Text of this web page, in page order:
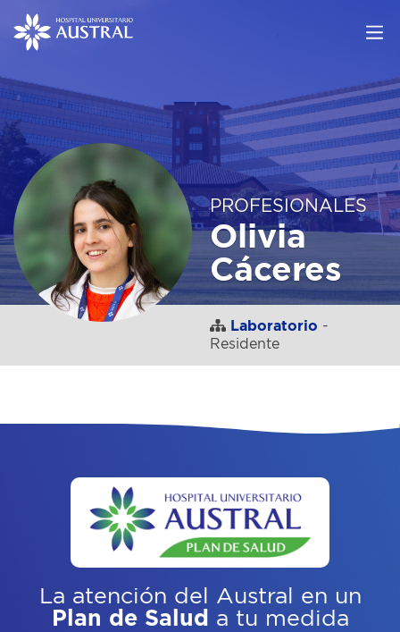
PROFESIONALES
Olivia
Cáceres
Laboratorio -
Residente
La atención del Austral
en un
Plan de Salud a tu medida